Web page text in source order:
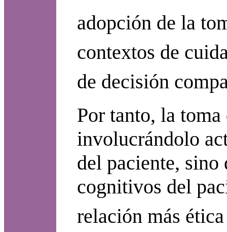
adopción de la
contextos de
de decisión
Por tanto, la
involucrándolo
del paciente, sino
cognitivos del
relación más